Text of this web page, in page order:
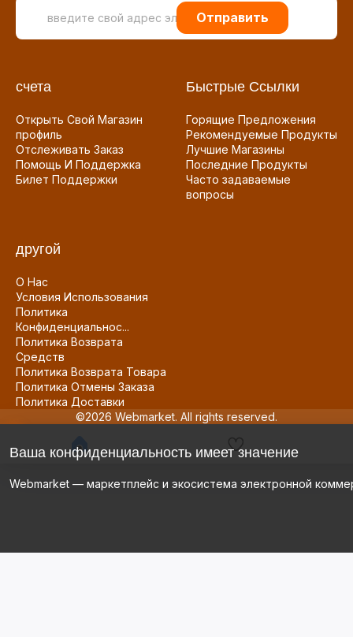
Отправить
счета
Открыть Свой Магазин
профиль
Отслеживать Заказ
Помощь И Поддержка
Билет Поддержки
Быстрые Ссылки
Горящие Предложения
Рекомендуемые Продукты
Лучшие Магазины
Последние Продукты
Часто задаваемые
вопросы
другой
О Нас
Условия Использования
Политика
Конфиденциальнос...
Политика Возврата
Средств
Политика Возврата Товара
Политика Отмены Заказа
Политика Доставки
©2026 Webmarket. All rights reserved.
Ваша конфиденциальность имеет значение
Webmarket — маркетплейс и экосистема электронной